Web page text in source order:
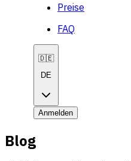
Preise
FAQ
🇩🇪
DE
Anmelden
Blog